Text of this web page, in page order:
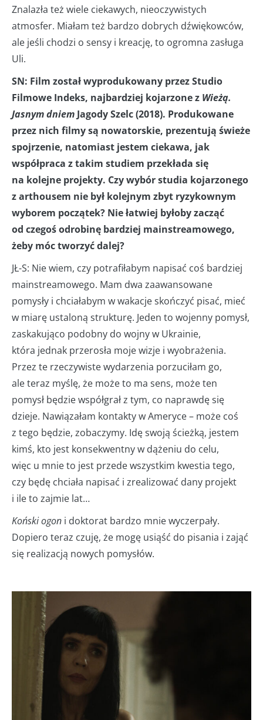
Znalazła też wiele ciekawych, nieoczywistych
atmosfer. Miałam też bardzo dobrych dźwiękowców,
ale jeśli chodzi o sensy i kreację, to ogromna zasługa
Uli.
SN: Film został wyprodukowany przez Studio
Filmowe Indeks, najbardziej kojarzone z Wieżą.
Jasnym dniem Jagody Szelc (2018). Produkowane
przez nich filmy są nowatorskie, prezentują świeże
spojrzenie, natomiast jestem ciekawa, jak
współpraca z takim studiem przekłada się
na kolejne projekty. Czy wybór studia kojarzonego
z arthousem nie był kolejnym zbyt ryzykownym
wyborem początek? Nie łatwiej byłoby zacząć
od czegoś odrobinę bardziej mainstreamowego,
żeby móc tworzyć dalej?
JŁ-S: Nie wiem, czy potrafiłabym napisać coś bardziej
mainstreamowego. Mam dwa zaawansowane
pomysły i chciałabym w wakacje skończyć pisać, mieć
w miarę ustaloną strukturę. Jeden to wojenny pomysł,
zaskakująco podobny do wojny w Ukrainie,
która jednak przerosła moje wizje i wyobrażenia.
Przez te rzeczywiste wydarzenia porzuciłam go,
ale teraz myślę, że może to ma sens, może ten
pomysł będzie współgrał z tym, co naprawdę się
dzieje. Nawiązałam kontakty w Ameryce – może coś
z tego będzie, zobaczymy. Idę swoją ścieżką, jestem
kimś, kto jest konsekwentny w dążeniu do celu,
więc u mnie to jest przede wszystkim kwestia tego,
czy będę chciała napisać i zrealizować dany projekt
i ile to zajmie lat…
Koński ogon i doktorat bardzo mnie wyczerpały.
Dopiero teraz czuję, że mogę usiąść do pisania i zająć
się realizacją nowych pomysłów.